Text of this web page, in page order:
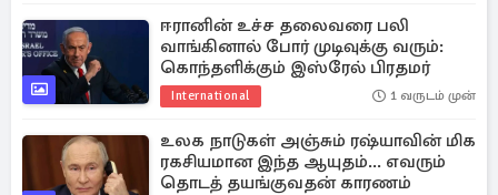
ஈரானின் உச்ச தலைவரை பலி
வாங்கினால் போர் முடிவுக்கு வரும்:
கொந்தளிக்கும் இஸ்ரேல் பிரதமர்
International 1 வருடம் முன்
உலக நாடுகள் அஞ்சும் ரஷ்யாவின் மிக
ரகசியமான இந்த ஆயுதம்... எவரும்
தொடத் தயங்குவதன் காரணம்